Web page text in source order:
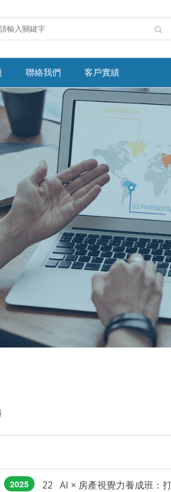
聯絡我們 客戶實績
2025
22 AI × 房產視覺力養成班：